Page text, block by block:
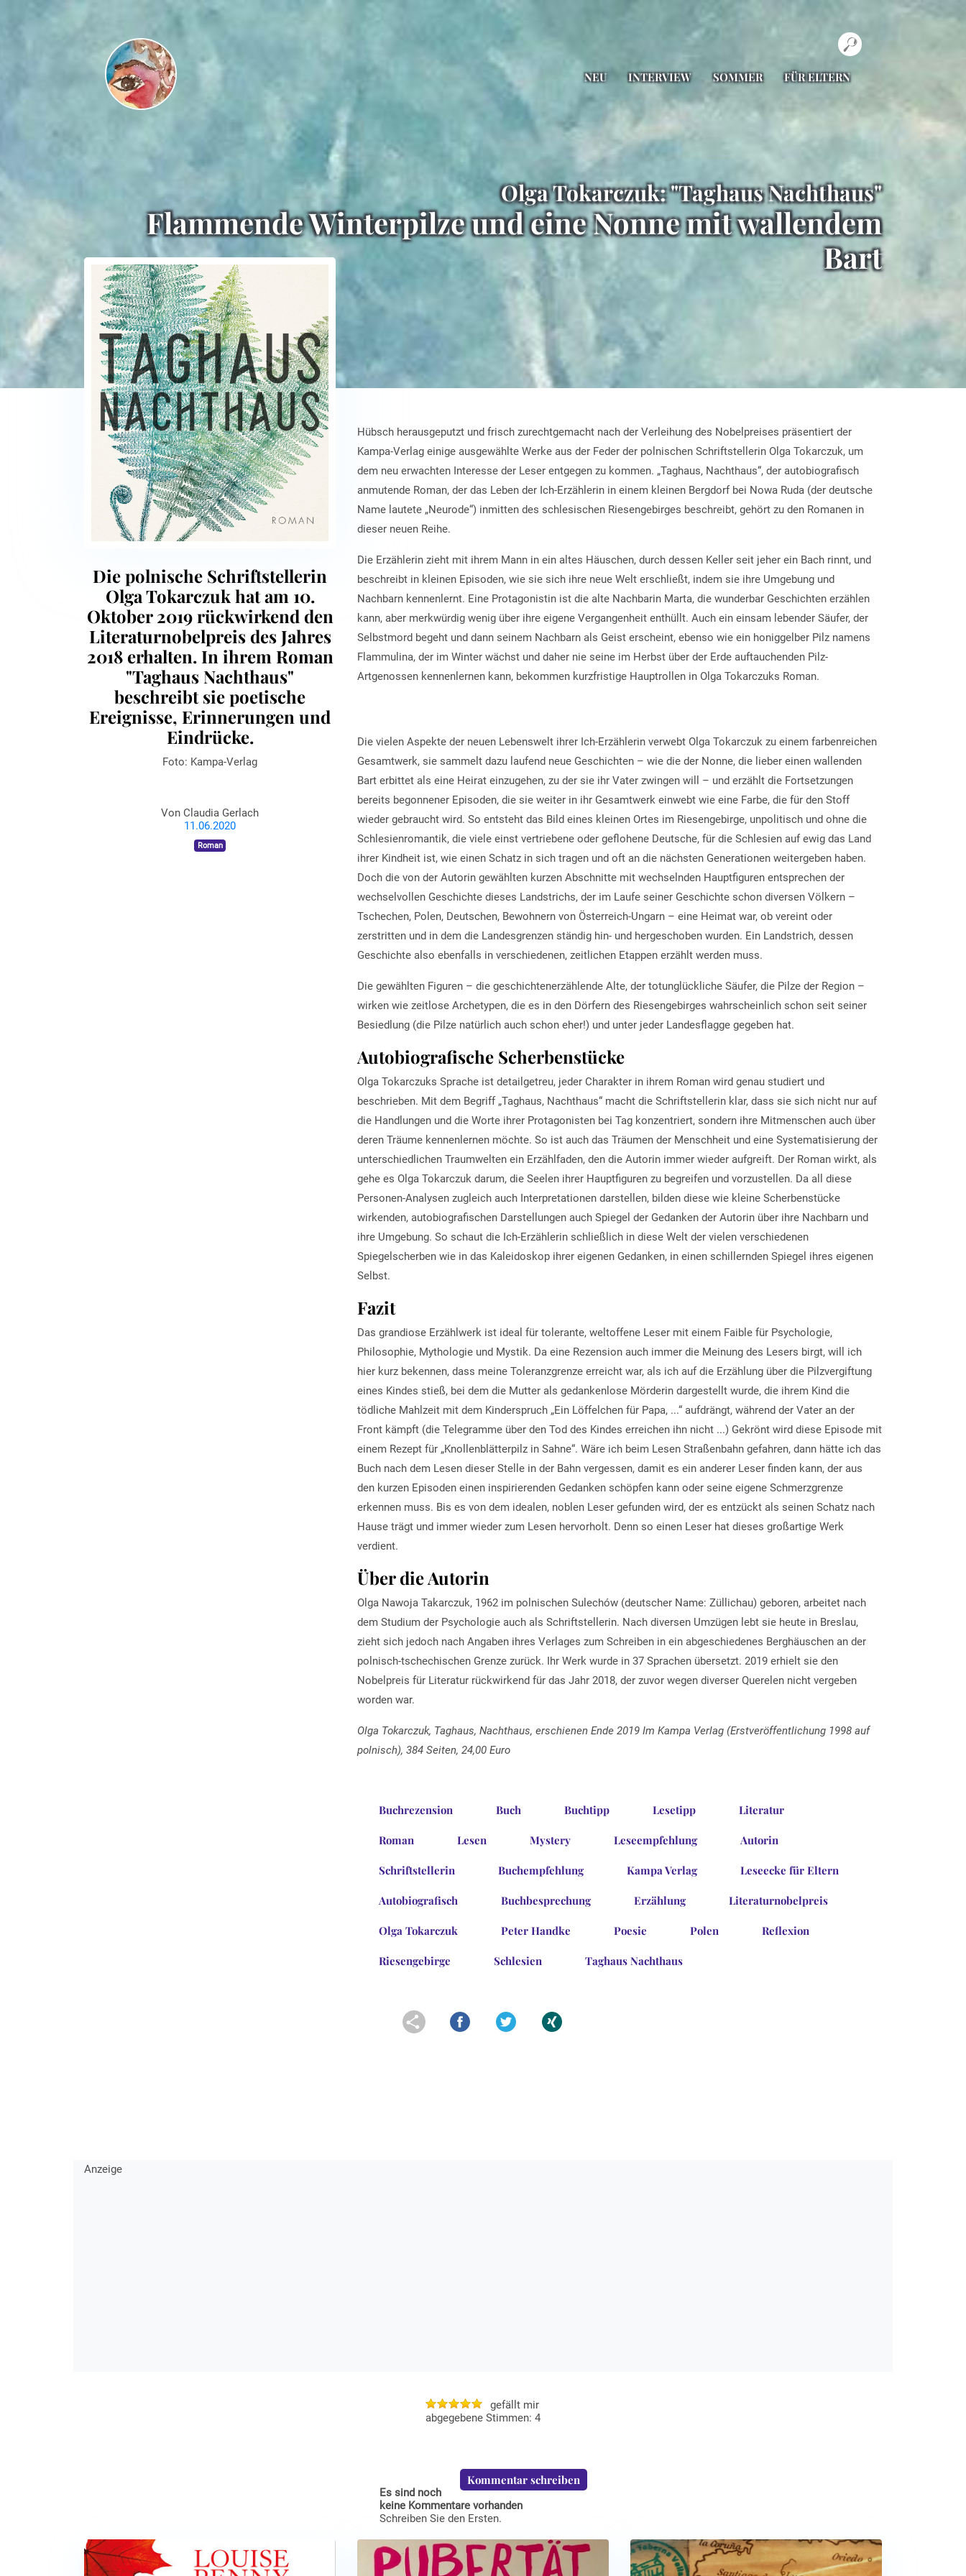
NEU INTERVIEW SOMMER FÜR ELTERN
Olga Tokarczuk: "Taghaus Nachthaus"
Flammende Winterpilze und eine Nonne mit wallendem
Bart
Die polnische Schriftstellerin
Olga Tokarczuk hat am 10.
Oktober 2019 rückwirkend den
Literaturnobelpreis des Jahres
2018 erhalten. In ihrem Roman
"Taghaus Nachthaus"
beschreibt sie poetische
Ereignisse, Erinnerungen und
Eindrücke.
Foto: Kampa-Verlag
Von Claudia Gerlach
11.06.2020
Roman
Hübsch herausgeputzt und frisch zurechtgemacht nach der Verleihung des Nobelpreises präsentiert der
Kampa-Verlag einige ausgewählte Werke aus der Feder der polnischen Schriftstellerin Olga Tokarczuk, um
dem neu erwachten Interesse der Leser entgegen zu kommen. „Taghaus, Nachthaus“, der autobiografisch
anmutende Roman, der das Leben der Ich-Erzählerin in einem kleinen Bergdorf bei Nowa Ruda (der deutsche
Name lautete „Neurode“) inmitten des schlesischen Riesengebirges beschreibt, gehört zu den Romanen in
dieser neuen Reihe.
Die Erzählerin zieht mit ihrem Mann in ein altes Häuschen, durch dessen Keller seit jeher ein Bach rinnt, und
beschreibt in kleinen Episoden, wie sie sich ihre neue Welt erschließt, indem sie ihre Umgebung und
Nachbarn kennenlernt. Eine Protagonistin ist die alte Nachbarin Marta, die wunderbar Geschichten erzählen
kann, aber merkwürdig wenig über ihre eigene Vergangenheit enthüllt. Auch ein einsam lebender Säufer, der
Selbstmord begeht und dann seinem Nachbarn als Geist erscheint, ebenso wie ein honiggelber Pilz namens
Flammulina, der im Winter wächst und daher nie seine im Herbst über der Erde auftauchenden Pilz-
Artgenossen kennenlernen kann, bekommen kurzfristige Hauptrollen in Olga Tokarczuks Roman.
Die vielen Aspekte der neuen Lebenswelt ihrer Ich-Erzählerin verwebt Olga Tokarczuk zu einem farbenreichen
Gesamtwerk, sie sammelt dazu laufend neue Geschichten – wie die der Nonne, die lieber einen wallenden
Bart erbittet als eine Heirat einzugehen, zu der sie ihr Vater zwingen will – und erzählt die Fortsetzungen
bereits begonnener Episoden, die sie weiter in ihr Gesamtwerk einwebt wie eine Farbe, die für den Stoff
wieder gebraucht wird. So entsteht das Bild eines kleinen Ortes im Riesengebirge, unpolitisch und ohne die
Schlesienromantik, die viele einst vertriebene oder geflohene Deutsche, für die Schlesien auf ewig das Land
ihrer Kindheit ist, wie einen Schatz in sich tragen und oft an die nächsten Generationen weitergeben haben.
Doch die von der Autorin gewählten kurzen Abschnitte mit wechselnden Hauptfiguren entsprechen der
wechselvollen Geschichte dieses Landstrichs, der im Laufe seiner Geschichte schon diversen Völkern –
Tschechen, Polen, Deutschen, Bewohnern von Österreich-Ungarn – eine Heimat war, ob vereint oder
zerstritten und in dem die Landesgrenzen ständig hin- und hergeschoben wurden. Ein Landstrich, dessen
Geschichte also ebenfalls in verschiedenen, zeitlichen Etappen erzählt werden muss.
Die gewählten Figuren – die geschichtenerzählende Alte, der totunglückliche Säufer, die Pilze der Region –
wirken wie zeitlose Archetypen, die es in den Dörfern des Riesengebirges wahrscheinlich schon seit seiner
Besiedlung (die Pilze natürlich auch schon eher!) und unter jeder Landesflagge gegeben hat.
Autobiografische Scherbenstücke
Olga Tokarczuks Sprache ist detailgetreu, jeder Charakter in ihrem Roman wird genau studiert und
beschrieben. Mit dem Begriff „Taghaus, Nachthaus“ macht die Schriftstellerin klar, dass sie sich nicht nur auf
die Handlungen und die Worte ihrer Protagonisten bei Tag konzentriert, sondern ihre Mitmenschen auch über
deren Träume kennenlernen möchte. So ist auch das Träumen der Menschheit und eine Systematisierung der
unterschiedlichen Traumwelten ein Erzählfaden, den die Autorin immer wieder aufgreift. Der Roman wirkt, als
gehe es Olga Tokarczuk darum, die Seelen ihrer Hauptfiguren zu begreifen und vorzustellen. Da all diese
Personen-Analysen zugleich auch Interpretationen darstellen, bilden diese wie kleine Scherbenstücke
wirkenden, autobiografischen Darstellungen auch Spiegel der Gedanken der Autorin über ihre Nachbarn und
ihre Umgebung. So schaut die Ich-Erzählerin schließlich in diese Welt der vielen verschiedenen
Spiegelscherben wie in das Kaleidoskop ihrer eigenen Gedanken, in einen schillernden Spiegel ihres eigenen
Selbst.
Fazit
Das grandiose Erzählwerk ist ideal für tolerante, weltoffene Leser mit einem Faible für Psychologie,
Philosophie, Mythologie und Mystik. Da eine Rezension auch immer die Meinung des Lesers birgt, will ich
hier kurz bekennen, dass meine Toleranzgrenze erreicht war, als ich auf die Erzählung über die Pilzvergiftung
eines Kindes stieß, bei dem die Mutter als gedankenlose Mörderin dargestellt wurde, die ihrem Kind die
tödliche Mahlzeit mit dem Kinderspruch „Ein Löffelchen für Papa, ...“ aufdrängt, während der Vater an der
Front kämpft (die Telegramme über den Tod des Kindes erreichen ihn nicht ...) Gekrönt wird diese Episode mit
einem Rezept für „Knollenblätterpilz in Sahne“. Wäre ich beim Lesen Straßenbahn gefahren, dann hätte ich das
Buch nach dem Lesen dieser Stelle in der Bahn vergessen, damit es ein anderer Leser finden kann, der aus
den kurzen Episoden einen inspirierenden Gedanken schöpfen kann oder seine eigene Schmerzgrenze
erkennen muss. Bis es von dem idealen, noblen Leser gefunden wird, der es entzückt als seinen Schatz nach
Hause trägt und immer wieder zum Lesen hervorholt. Denn so einen Leser hat dieses großartige Werk
verdient.
Über die Autorin
Olga Nawoja Takarczuk, 1962 im polnischen Sulechów (deutscher Name: Züllichau) geboren, arbeitet nach
dem Studium der Psychologie auch als Schriftstellerin. Nach diversen Umzügen lebt sie heute in Breslau,
zieht sich jedoch nach Angaben ihres Verlages zum Schreiben in ein abgeschiedenes Berghäuschen an der
polnisch-tschechischen Grenze zurück. Ihr Werk wurde in 37 Sprachen übersetzt. 2019 erhielt sie den
Nobelpreis für Literatur rückwirkend für das Jahr 2018, der zuvor wegen diverser Querelen nicht vergeben
worden war.
Olga Tokarczuk, Taghaus, Nachthaus, erschienen Ende 2019 Im Kampa Verlag (Erstveröffentlichung 1998 auf
polnisch), 384 Seiten, 24,00 Euro
Buchrezension Buch Buchtipp Lesetipp Literatur
Roman Lesen Mystery Leseempfehlung Autorin
Schriftstellerin Buchempfehlung Kampa Verlag Leseecke für Eltern
Autobiografisch Buchbesprechung Erzählung Literaturnobelpreis
Olga Tokarczuk Peter Handke Poesie Polen Reflexion
Riesengebirge Schlesien Taghaus Nachthaus
Anzeige
gefällt mir
4